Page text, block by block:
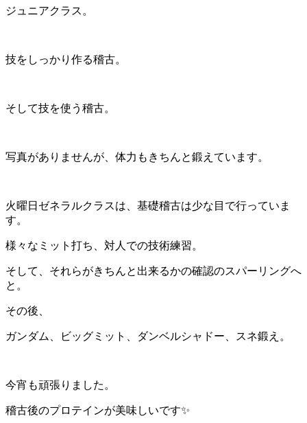
ジュニアクラス。
技をしっかり作る稽古。
そして技を使う稽古。
写真がありませんが、体力もきちんと鍛えています。
火曜日ゼネラルクラスは、基礎稽古は少な目で行っていま
す。
様々なミット打ち、対人での技術練習。
そして、それらがきちんと出来るかの確認のスパーリングへ
と。
その後、
ガンダム、ビッグミット、ダンベルシャドー、スネ鍛え。
今宵も頑張りました。
稽古後のプロテインが美味しいです✨